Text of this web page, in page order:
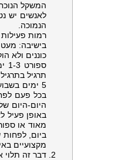
המשקל
לאנשים יש
הנמוכה.
רמות פעילות
בישיבה: מעט
כוננים ולא
בכל פעם
באופן פעיל
מאוד או
ביום,
מקצועיים
דבר זה תלוי